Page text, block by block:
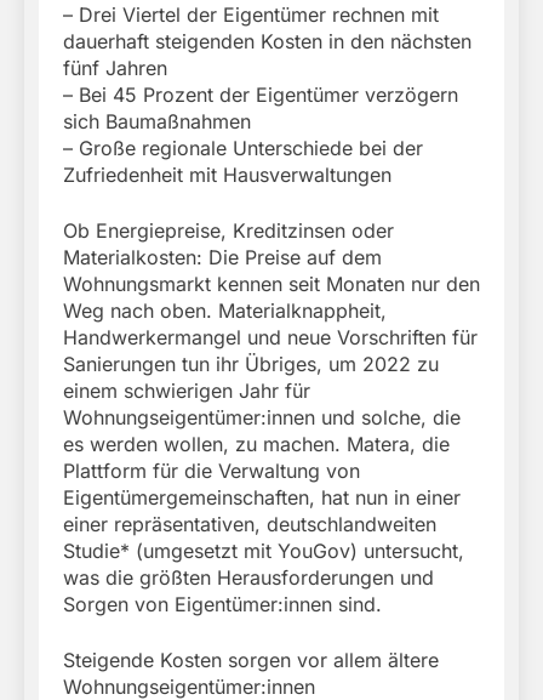
– Drei Viertel der Eigentümer rechnen mit
dauerhaft steigenden Kosten in den nächsten
fünf Jahren
– Bei 45 Prozent der Eigentümer verzögern
sich Baumaßnahmen
– Große regionale Unterschiede bei der
Zufriedenheit mit Hausverwaltungen
Ob Energiepreise, Kreditzinsen oder
Materialkosten: Die Preise auf dem
Wohnungsmarkt kennen seit Monaten nur den
Weg nach oben. Materialknappheit,
Handwerkermangel und neue Vorschriften für
Sanierungen tun ihr Übriges, um 2022 zu
einem schwierigen Jahr für
Wohnungseigentümer:innen und solche, die
es werden wollen, zu machen. Matera, die
Plattform für die Verwaltung von
Eigentümergemeinschaften, hat nun in einer
einer repräsentativen, deutschlandweiten
Studie* (umgesetzt mit YouGov) untersucht,
was die größten Herausforderungen und
Sorgen von Eigentümer:innen sind.
Steigende Kosten sorgen vor allem ältere
Wohnungseigentümer:innen